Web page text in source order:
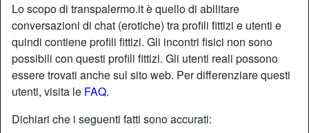
Lo scopo di transpalermo.it è quello di abilitare
conversazioni di chat (erotiche) tra profili fittizi e utenti e
quindi contiene profili fittizi. Gli incontri fisici non sono
possibili con questi profili fittizi. Gli utenti reali possono
essere trovati anche sul sito web. Per differenziare questi
utenti, visita le FAQ.
Dichiari che i seguenti fatti sono accurati:
starAggiungi chatChatta adesso
Nickname:
Bidadi3